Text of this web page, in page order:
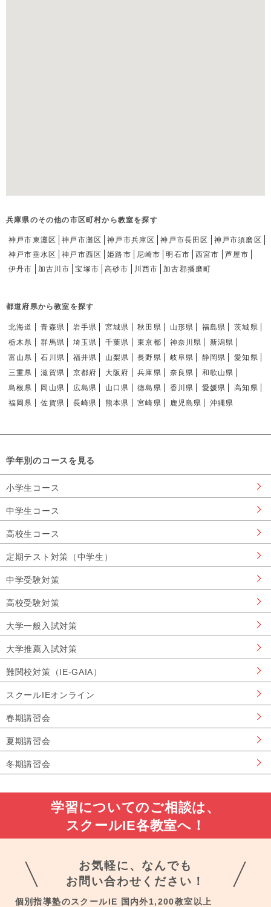
兵庫県のその他の市区町村から教室を探す
神戸市東灘区 神戸市灘区 神戸市兵庫区 神戸市長田区
神戸市須磨区
神戸市垂水区
神戸市西区 姫路市 尼崎市 明石市 西宮市
芦屋市
伊丹市
加古川市 宝塚市 高砂市 川西市 加古郡播磨町
都道府県から教室を探す
北海道 青森県 岩手県 宮城県 秋田県 山形県 福島県
茨城県
栃木県
群馬県 埼玉県 千葉県 東京都 神奈川県
新潟県
富山県
石川県 福井県 山梨県 長野県 岐阜県 静岡県
愛知県
三重県
滋賀県 京都府 大阪府 兵庫県 奈良県
和歌山県
島根県
岡山県 広島県 山口県 徳島県 香川県 愛媛県
高知県
福岡県
佐賀県 長崎県 熊本県 宮崎県 鹿児島県 沖縄県
学年別のコースを見る
小学生コース
中学生コース
高校生コース
定期テスト対策（中学生）
中学受験対策
高校受験対策
大学一般入試対策
大学推薦入試対策
難関校対策（IE-GAIA）
スクールIEオンライン
春期講習会
夏期講習会
冬期講習会
学習についてのご相談は、
スクールIE各教室へ！
お気軽に、なんでも
お問い合わせください！
個別指導塾のスクールIE 国内外1,200教室以上